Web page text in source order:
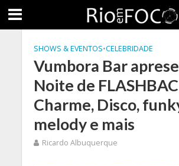
SHOWS & EVENTOS•CELEBRIDADE
Vumbora Bar
Noite de
Charme, Disco,
melody e mais
Ricardo Albuquerque